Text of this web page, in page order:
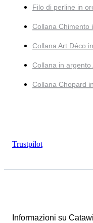
Filo di perline in
Collana Chimento
Collana Art Déco
Collana in argento
Collana Chopard
Trustpilot
Informazioni su